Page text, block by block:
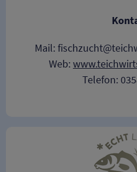
Mail:
Web:
Telefon: